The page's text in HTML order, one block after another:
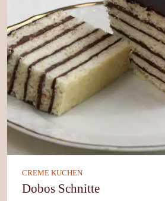
CREME KUCHEN
Dobos Schnitte